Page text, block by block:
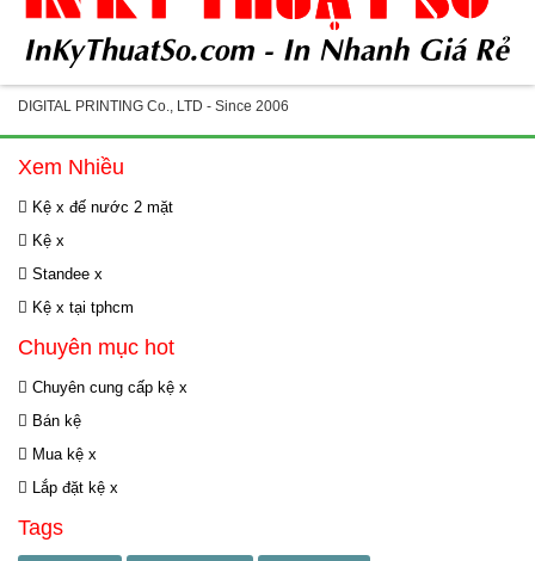
DIGITAL PRINTING Co., LTD - Since 2006
Xem Nhiều
Kệ x đế nước 2 mặt
Kệ x
Standee x
Kệ x tại tphcm
Chuyên mục hot
Chuyên cung cấp kệ x
Bán kệ
Mua kệ x
Lắp đặt kệ x
Tags